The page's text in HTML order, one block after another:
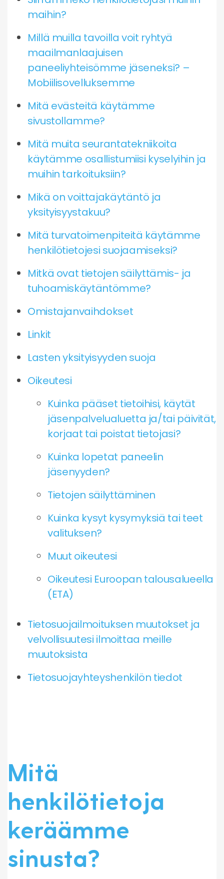
maihin?
Millä muilla tavoilla voit ryhtyä
maailmanlaajuisen
paneeliyhteisömme jäseneksi? –
Mobiilisovelluksemme
Mitä evästeitä käytämme
sivustollamme?
Mitä muita seurantatekniikoita
käytämme osallistumiisi kyselyihin ja
muihin tarkoituksiin?
Mikä on voittajakäytäntö ja
yksityisyystakuu?
Mitä turvatoimenpiteitä käytämme
henkilötietojesi suojaamiseksi?
Mitkä ovat tietojen säilyttämis- ja
tuhoamiskäytäntömme?
Omistajanvaihdokset
Linkit
Lasten yksityisyyden suoja
Oikeutesi
Kuinka pääset tietoihisi, käytät
jäsenpalvelualuetta ja/tai päivität,
korjaat tai poistat tietojasi?
Kuinka lopetat paneelin
jäsenyyden?
Tietojen säilyttäminen
Kuinka kysyt kysymyksiä tai teet
valituksen?
Muut oikeutesi
Oikeutesi Euroopan talousalueella
(ETA)
Tietosuojailmoituksen muutokset ja
velvollisuutesi ilmoittaa meille
muutoksista
Tietosuojayhteyshenkilön tiedot
Mitä
henkilötietoja
keräämme
sinusta?